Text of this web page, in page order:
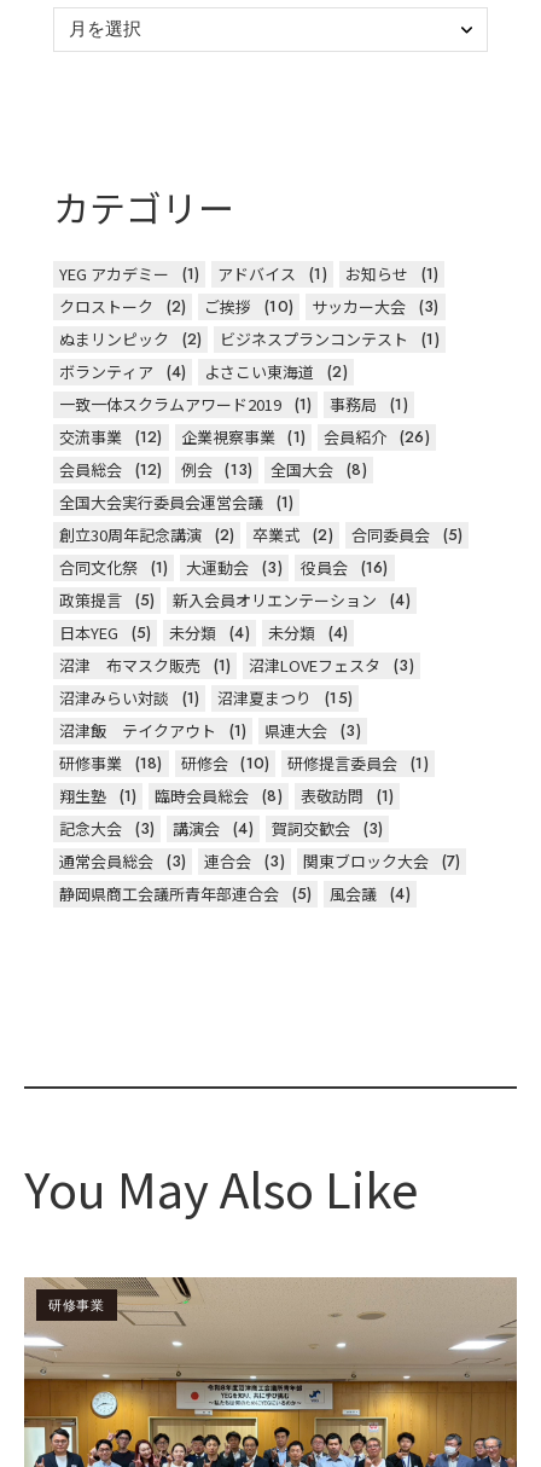
カテゴリー
YEG アカデミー (1) アドバイス (1) お知らせ
(1)
クロストーク
(2) ご挨拶 (10) サッカー大会 (3)
ぬまリンピック
(2) ビジネスプランコンテスト
(1)
ボランティア
(4) よさこい東海道
(2)
一致一体スクラムアワード2019 (1) 事務局
(1)
交流事業 (12) 企業視察事業 (1) 会員紹介 (26)
会員総会 (12) 例会 (13) 全国大会 (8)
全国大会実行委員会運営会議 (1)
創立30周年記念講演 (2) 卒業式 (2) 合同委員会 (5)
合同文化祭 (1) 大運動会 (3) 役員会 (16)
政策提言 (5) 新入会員オリエンテーション
(4)
日本YEG
(5) 未分類 (4) 未分類 (4)
沼津 布マスク販売 (1) 沼津LOVEフェスタ
(3)
沼津みらい対談
(1) 沼津夏まつり
(15)
沼津飯 テイクアウト
(1) 県連大会 (3)
研修事業 (18) 研修会 (10) 研修提言委員会 (1)
翔生塾 (1) 臨時会員総会 (8) 表敬訪問
(1)
記念大会 (3) 講演会 (4) 賀詞交歓会 (3)
通常会員総会 (3) 連合会 (3) 関東ブロック大会 (7)
静岡県商工会議所青年部連合会 (5) 風会議 (4)
You May Also Like
研修事業